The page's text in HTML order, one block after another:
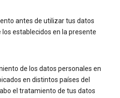
antes de utilizar tus datos
establecidos en la presente
de los datos personales en
en distintos países del
el tratamiento de tus datos